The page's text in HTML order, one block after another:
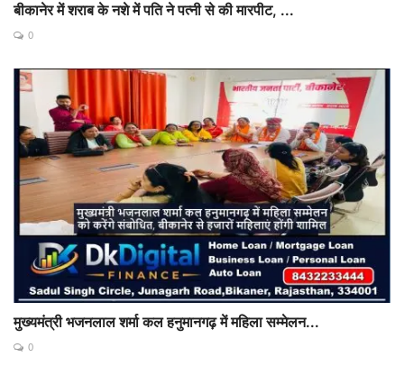
बीकानेर में शराब के नशे में पति ने पत्नी से की मारपीट, ...
0
मुख्यमंत्री भजनलाल शर्मा कल हनुमानगढ़ में महिला सम्मेलन...
0